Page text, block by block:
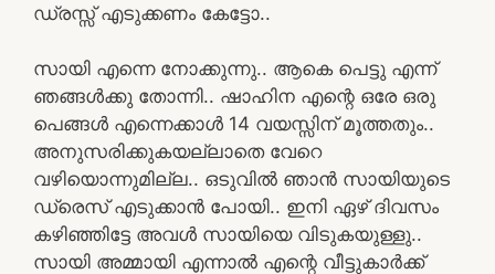
ഡ്രസ്സ് എടുക്കണം കേട്ടോ..
സായി എന്നെ നോക്കുന്നു.. ആകെ പെട്ടു എന്ന്
ഞങ്ങൾക്കു തോന്നി.. ഷാഹിന എന്റെ ഒരേ ഒരു
പെങ്ങൾ എന്നെക്കാൾ 14 വയസ്സിന് മൂത്തതും..
അനുസരിക്കുകയല്ലാതെ വേറെ
വഴിയൊന്നുമില്ല.. ഒടുവിൽ ഞാൻ സായിയുടെ
ഡ്രെസ് എടുക്കാൻ പോയി.. ഇനി ഏഴ് ദിവസം
കഴിഞ്ഞിട്ടേ അവൾ സായിയെ വിടുകയുള്ളു..
സായി അമ്മായി എന്നാൽ എന്റെ വീട്ടുകാർക്ക്